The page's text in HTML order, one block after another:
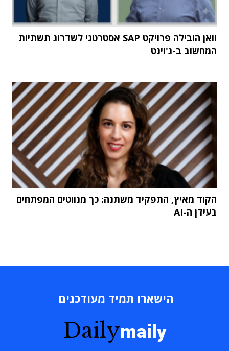
וואן הובילה פרויקט SAP אסטרטגי לשדרוג תשתיות
המחשוב ב-ג'וינט
הקוד מאיץ, התפקיד משתנה: כך מנווטים המפתחים
בעידן ה-AI
הישארו תמיד מעודכנים
Dailymaily